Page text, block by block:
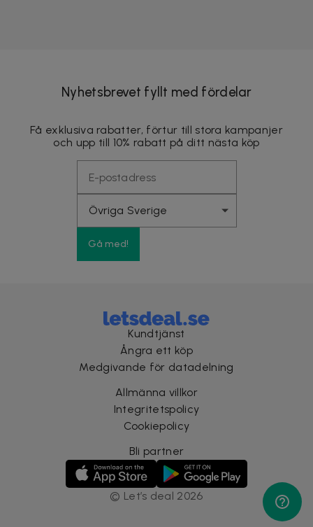
Nyhetsbrevet fyllt med fördelar
Få exklusiva rabatter, förtur till stora kampanjer
och upp till 10% rabatt på ditt nästa köp
Gå med!
Kundtjänst
Ångra ett köp
Medgivande för datadelning
Allmänna villkor
Integritetspolicy
Cookiepolicy
Bli partner
© Let’s deal 2026